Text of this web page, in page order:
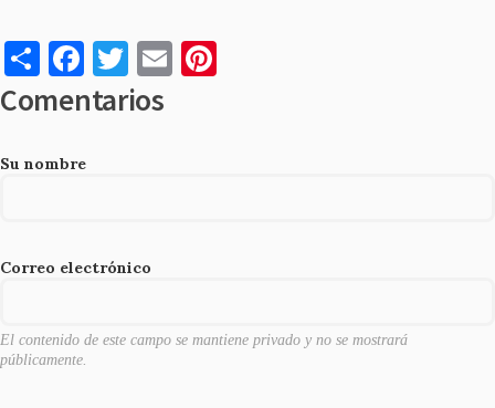
S
h
ar
e
F
a
c
e
o
T
w
it
E
m
Comentarios
Su nombre
Correo electrónico
El contenido de este campo se mantiene privado y no se mostrará
públicamente.